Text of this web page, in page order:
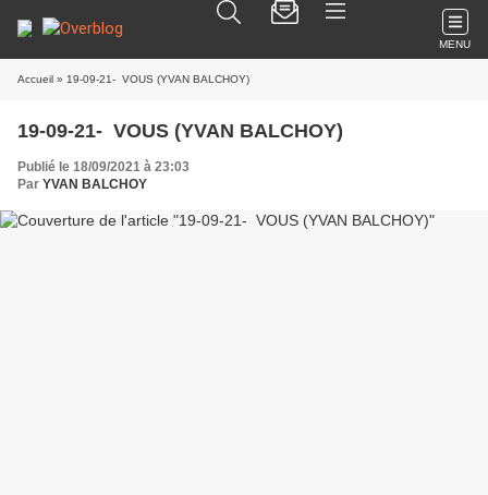
MENU
Accueil » 19-09-21- VOUS (YVAN BALCHOY)
19-09-21- VOUS (YVAN BALCHOY)
Publié le 18/09/2021 à 23:03
Par YVAN BALCHOY